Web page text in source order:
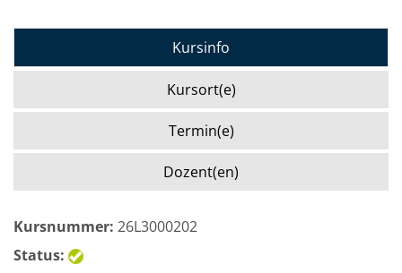
Kursinfo
Kursort(e)
Termin(e)
Dozent(en)
Kursnummer: 26L3000202
Status: